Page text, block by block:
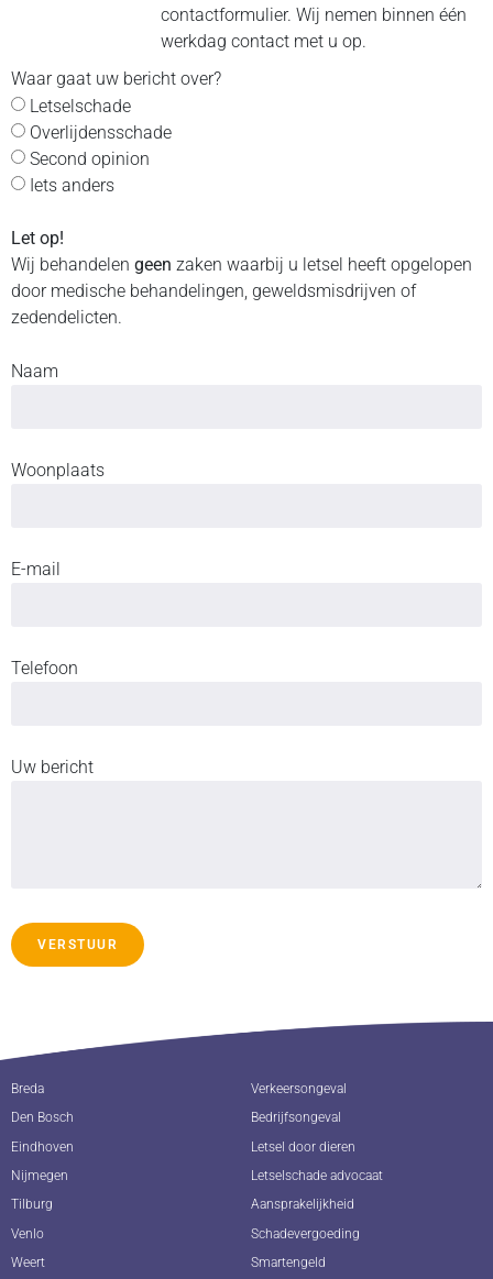
contactformulier. Wij nemen binnen één
werkdag contact met u op.
Waar gaat uw bericht over?
Letselschade
Overlijdensschade
Second opinion
Iets anders
Let op!
Wij behandelen geen zaken waarbij u letsel heeft opgelopen
door medische behandelingen, geweldsmisdrijven of
zedendelicten.
Naam
Woonplaats
E-mail
Telefoon
Uw bericht
VERSTUUR
Breda
Den Bosch
Eindhoven
Nijmegen
Tilburg
Venlo
Weert
Verkeersongeval
Bedrijfsongeval
Letsel door dieren
Letselschade advocaat
Aansprakelijkheid
Schadevergoeding
Smartengeld